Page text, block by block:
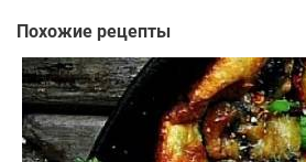
Похожие рецепты